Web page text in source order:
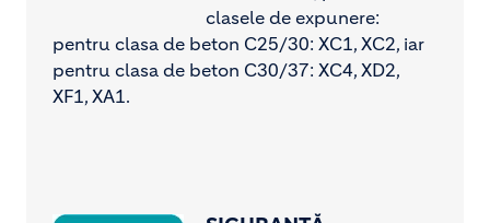
clasele de expunere:
pentru clasa de beton C25/30: XC1, XC2, iar
pentru clasa de beton C30/37: XC4, XD2,
XF1, XA1.